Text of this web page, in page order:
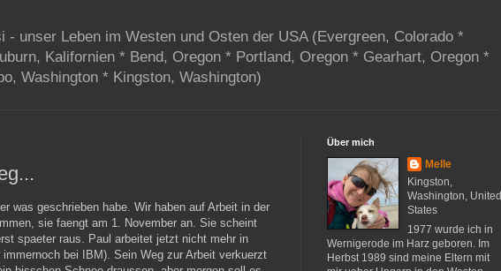
- unser Leben im Westen und Osten der USA (Evergreen, Colorado *
Kalifornien * Bend, Oregon * Portland, Oregon * Gearhart, Oregon *
Washington * Kingston, Washington)
was geschrieben habe. Wir haben auf Arbeit in der
sie faengt am 1. November an. Sie scheint
spaeter raus. Paul arbeitet jetzt nicht mehr in
bei IBM). Sein Weg zur Arbeit verkuerzt
Über mich
Melle
Kingston,
Washington, United
States
1977 wurde ich in
Wernigerode im Harz geboren. Im
Herbst 1989 sind meine Eltern mit